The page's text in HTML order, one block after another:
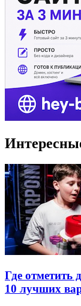
Где отметить
10 лучших